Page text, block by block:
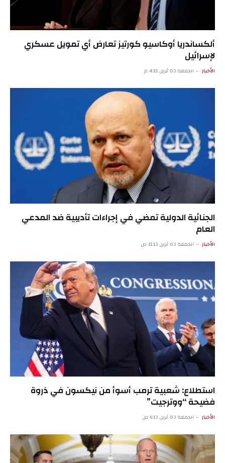
ألكساندريا أوكاسيو كورتيز تعارض أي تمويل عسكري
لإسرائيل
الأخبار الجمعة 03 أبريل 4:15 م
الجنائية الدولية تمضي في إجراءات تأديبية ضد المدعي
العام
الأخبار الجمعة 03 أبريل 11:13 ص
استطلاع: شعبية ترمب أسوأ من نيكسون في ذروة
فضيحة “ووترجيت”
الأخبار الجمعة 03 أبريل 6:13 ص